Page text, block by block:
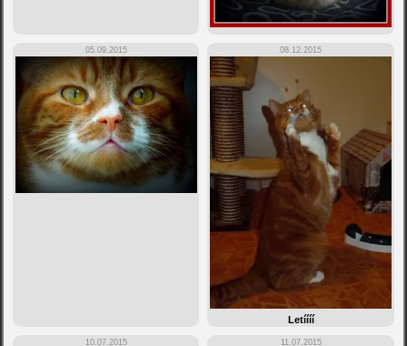
05.09.2015 08.12.2015
Letíííí
10.07.2015 11.07.2015